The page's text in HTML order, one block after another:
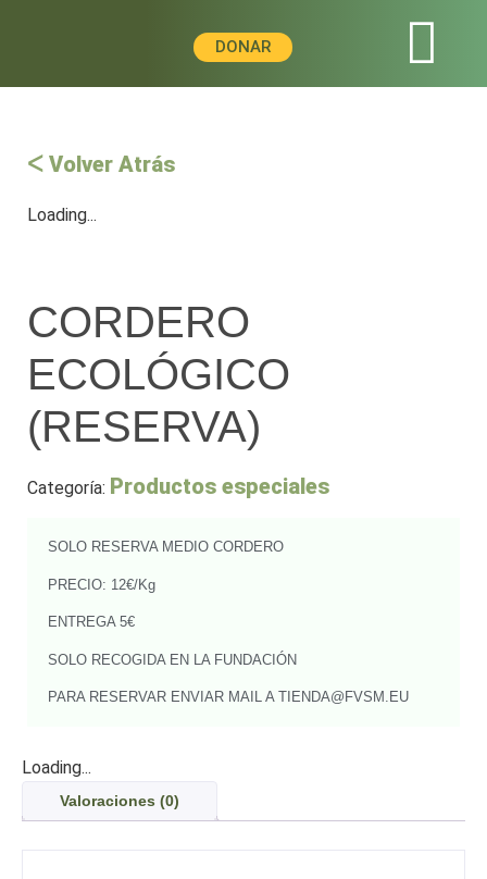
DONAR
ᐸ Volver Atrás
Loading...
CORDERO
ECOLÓGICO
(RESERVA)
Categoría: Productos especiales
SOLO RESERVA MEDIO CORDERO
PRECIO: 12€/Kg
ENTREGA 5€
SOLO RECOGIDA EN LA FUNDACIÓN
PARA RESERVAR ENVIAR MAIL A TIENDA@FVSM.EU
Loading...
Valoraciones (0)